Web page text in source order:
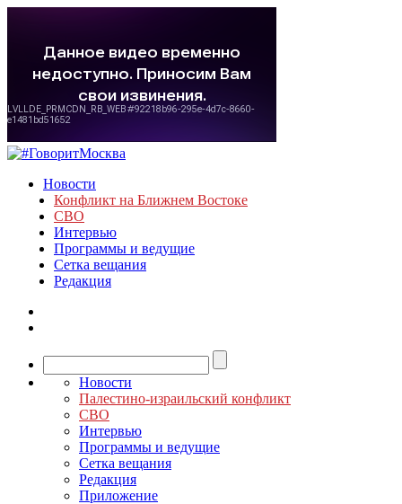
Новости
Конфликт на Ближнем Востоке
СВО
Интервью
Программы и ведущие
Сетка вещания
Редакция
Новости
Палестино-израильский конфликт
СВО
Интервью
Программы и ведущие
Сетка вещания
Редакция
Приложение